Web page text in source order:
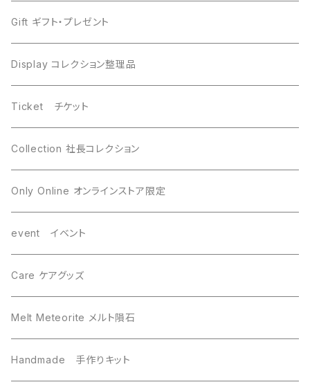
Moldavite モルダバイト
Seymchan セイムチャン
WireWrapping ワイヤーラッピング
Gebel Kamil ゲベルカミル
Mundrabilla マンドラビラ
Saint-Aubin サントーバン
Sikhote-Alin シホーテアリン
others その他
Uruacu ウルアク
Moldavite モルダバイト
Dronino ドロニノ
Brahin ブラヒン
Uruacu ウルアク
Canyon Diablo キャニオンディアブロ
Agoudal アグダル
Chelyabinsk チェリャビンスク
Mundrabilla マンドラビラ
Chinga チンガー
Gift ギフト・プレゼント
Display コレクション整理品
Ticket チケット
Collection 社長コレクション
Only Online オンラインストア限定
event イベント
Care ケアグッズ
Melt Meteorite メルト隕石
Handmade 手作りキット